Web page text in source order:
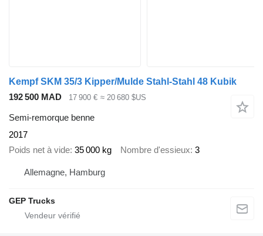
Kempf SKM 35/3 Kipper/Mulde Stahl-Stahl 48 Kubik
192 500 MAD
17 900 € ≈ 20 680 $US
Semi-remorque benne
2017
Poids net à vide 35 000 kg Nombre d'essieux 3
Allemagne, Hamburg
GEP Trucks